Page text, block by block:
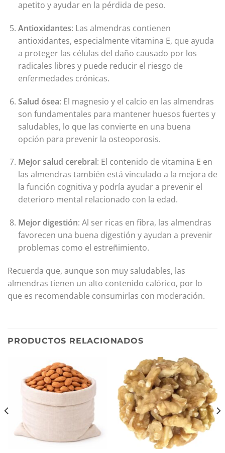
apetito y ayudar en la pérdida de peso.
Antioxidantes: Las almendras contienen
antioxidantes, especialmente vitamina E, que ayuda
a proteger las células del daño causado por los
radicales libres y puede reducir el riesgo de
enfermedades crónicas.
Salud ósea: El magnesio y el calcio en las almendras
son fundamentales para mantener huesos fuertes y
saludables, lo que las convierte en una buena
opción para prevenir la osteoporosis.
Mejor salud cerebral: El contenido de vitamina E en
las almendras también está vinculado a la mejora de
la función cognitiva y podría ayudar a prevenir el
deterioro mental relacionado con la edad.
Mejor digestión: Al ser ricas en fibra, las almendras
favorecen una buena digestión y ayudan a prevenir
problemas como el estreñimiento.
Recuerda que, aunque son muy saludables, las
almendras tienen un alto contenido calórico, por lo
que es recomendable consumirlas con moderación.
PRODUCTOS RELACIONADOS